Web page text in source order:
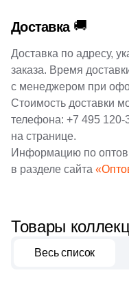
160x33 (42 )
160x32 ( 9)
Доставка 🚚
Доставка по адресу,
заказа. Время
с менеджером при
Стоимость доставки
телефона: +7 495 120-
на странице.
Информацию по
в разделе сайта
Товары
Весь список